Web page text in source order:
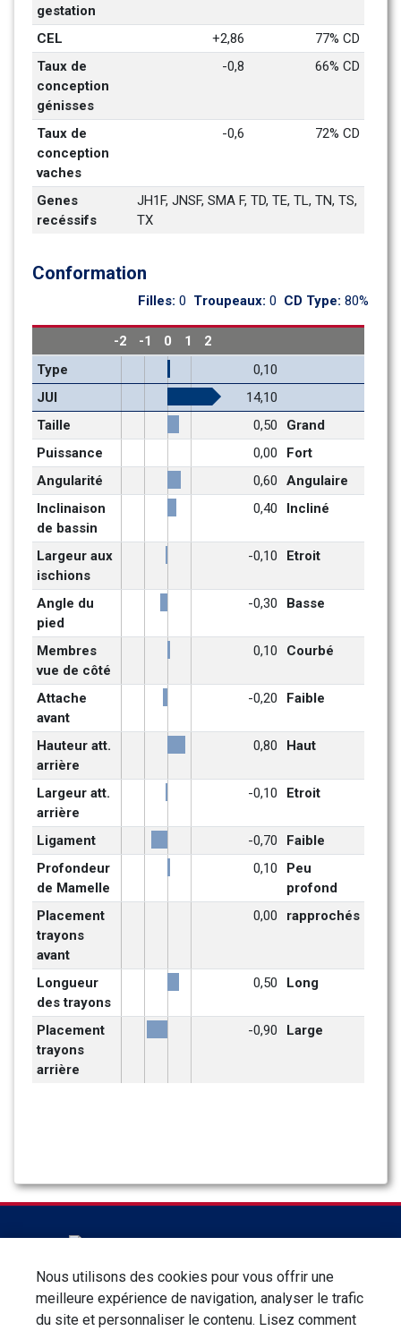
gestation
CEL +2,86
77% CD
Taux de
conception
génisses
-0,8 66% CD
Taux de
conception
vaches
-0,6 72% CD
Genes
recéssifs
JH1F, JNSF, SMA F, TD, TE, TL, TN, TS,
TX
Conformation
Filles: 0 Troupeaux: 0 CD Type: 80%
-2 -1 0 1
2
Type
0,10
JUI
14,10
Taille
0,50
Grand
Puissance
0,00
Fort
Angularité
0,60
Angulaire
Inclinaison
de bassin
0,40 Incliné
Largeur aux
ischions
-0,10 Etroit
Angle du
pied
-0,30 Basse
Membres
vue de côté
0,10 Courbé
Attache
avant
-0,20 Faible
Hauteur att.
arrière
0,80 Haut
Largeur att.
arrière
-0,10 Etroit
Ligament -0,70
Faible
Profondeur
de Mamelle
0,10
Peu
profond
Placement
trayons
avant
0,00 rapprochés
Longueur
des trayons
0,50 Long
Placement
trayons
arrière
-0,90 Large
Nous utilisons des cookies pour vous offrir une
meilleure expérience de navigation, analyser le trafic
du site et personnaliser le contenu. Lisez comment
Bovec. 69 chemin des Molières - ZA du Charpenay - 69210
LENTILLY - France - Tél : 04.72.52.34.60